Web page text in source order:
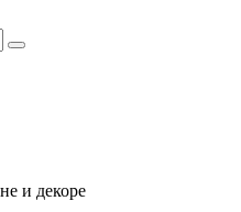
и декоре